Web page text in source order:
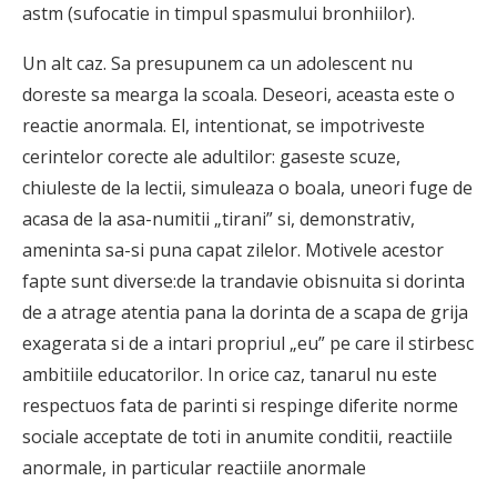
astm (sufocatie in timpul spasmului bronhiilor).
Un alt caz. Sa presupunem ca un adolescent nu
doreste sa mearga la scoala. Deseori, aceasta este o
reactie anormala. El, intentionat, se impotriveste
cerintelor corecte ale adultilor: gaseste scuze,
chiuleste de la lectii, simuleaza o boala, uneori fuge de
acasa de la asa-numitii „tirani” si, demonstrativ,
ameninta sa-si puna capat zilelor. Motivele acestor
fapte sunt diverse:de la trandavie obisnuita si dorinta
de a atrage atentia pana la dorinta de a scapa de grija
exagerata si de a intari propriul „eu” pe care il stirbesc
ambitiile educatorilor. In orice caz, tanarul nu este
respectuos fata de parinti si respinge diferite norme
sociale acceptate de toti in anumite conditii, reactiile
anormale, in particular reactiile anormale